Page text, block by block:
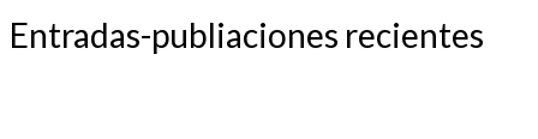
Entradas-publiaciones recientes